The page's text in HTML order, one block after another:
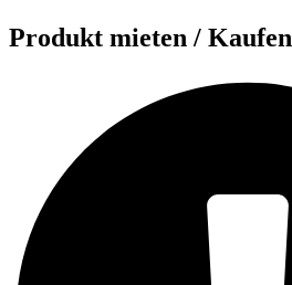
Produkt mieten / Kaufen